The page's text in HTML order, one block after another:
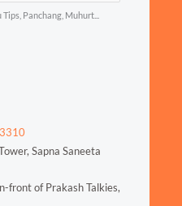
Panchang, Muhurt...
Sapna Saneeta
front of Prakash Talkies,